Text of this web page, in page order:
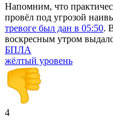
Напомним, что
провёл под угрозой
тревоге был дан в 05:50.
воскресным утром
БПЛА
жёлтый уровень
4